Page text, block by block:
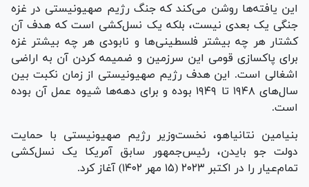
این یافته‌ها روشن می‌کند که جنگ رژیم صهیونیستی در غزه
جنگی یک بعدی نیست، بلکه یک نسل‌کشی است که هدف آن
کشتار هر چه بیشتر فلسطینی‌ها و نابودی هر چه بیشتر غزه
برای پاکسازی قومی این سرزمین و ضمیمه کردن آن به اراضی
اشغالی است. این هدف رژیم صهیونیستی از زمان نکبت بین
سال‌های ۱۹۴۸ تا ۱۹۴۹ بوده و برای دهه‌ها شیوه عمل آن بوده
است.
بنیامین نتانیاهو، نخست‌وزیر رژیم صهیونیستی با حمایت
دولت جو بایدن، رئیس‌جمهور سابق آمریکا یک نسل‌کشی
تمام‌عیار را در اکتبر ۲۰۲۳ (۱۵ مهر ۱۴۰۲) آغاز کرد.